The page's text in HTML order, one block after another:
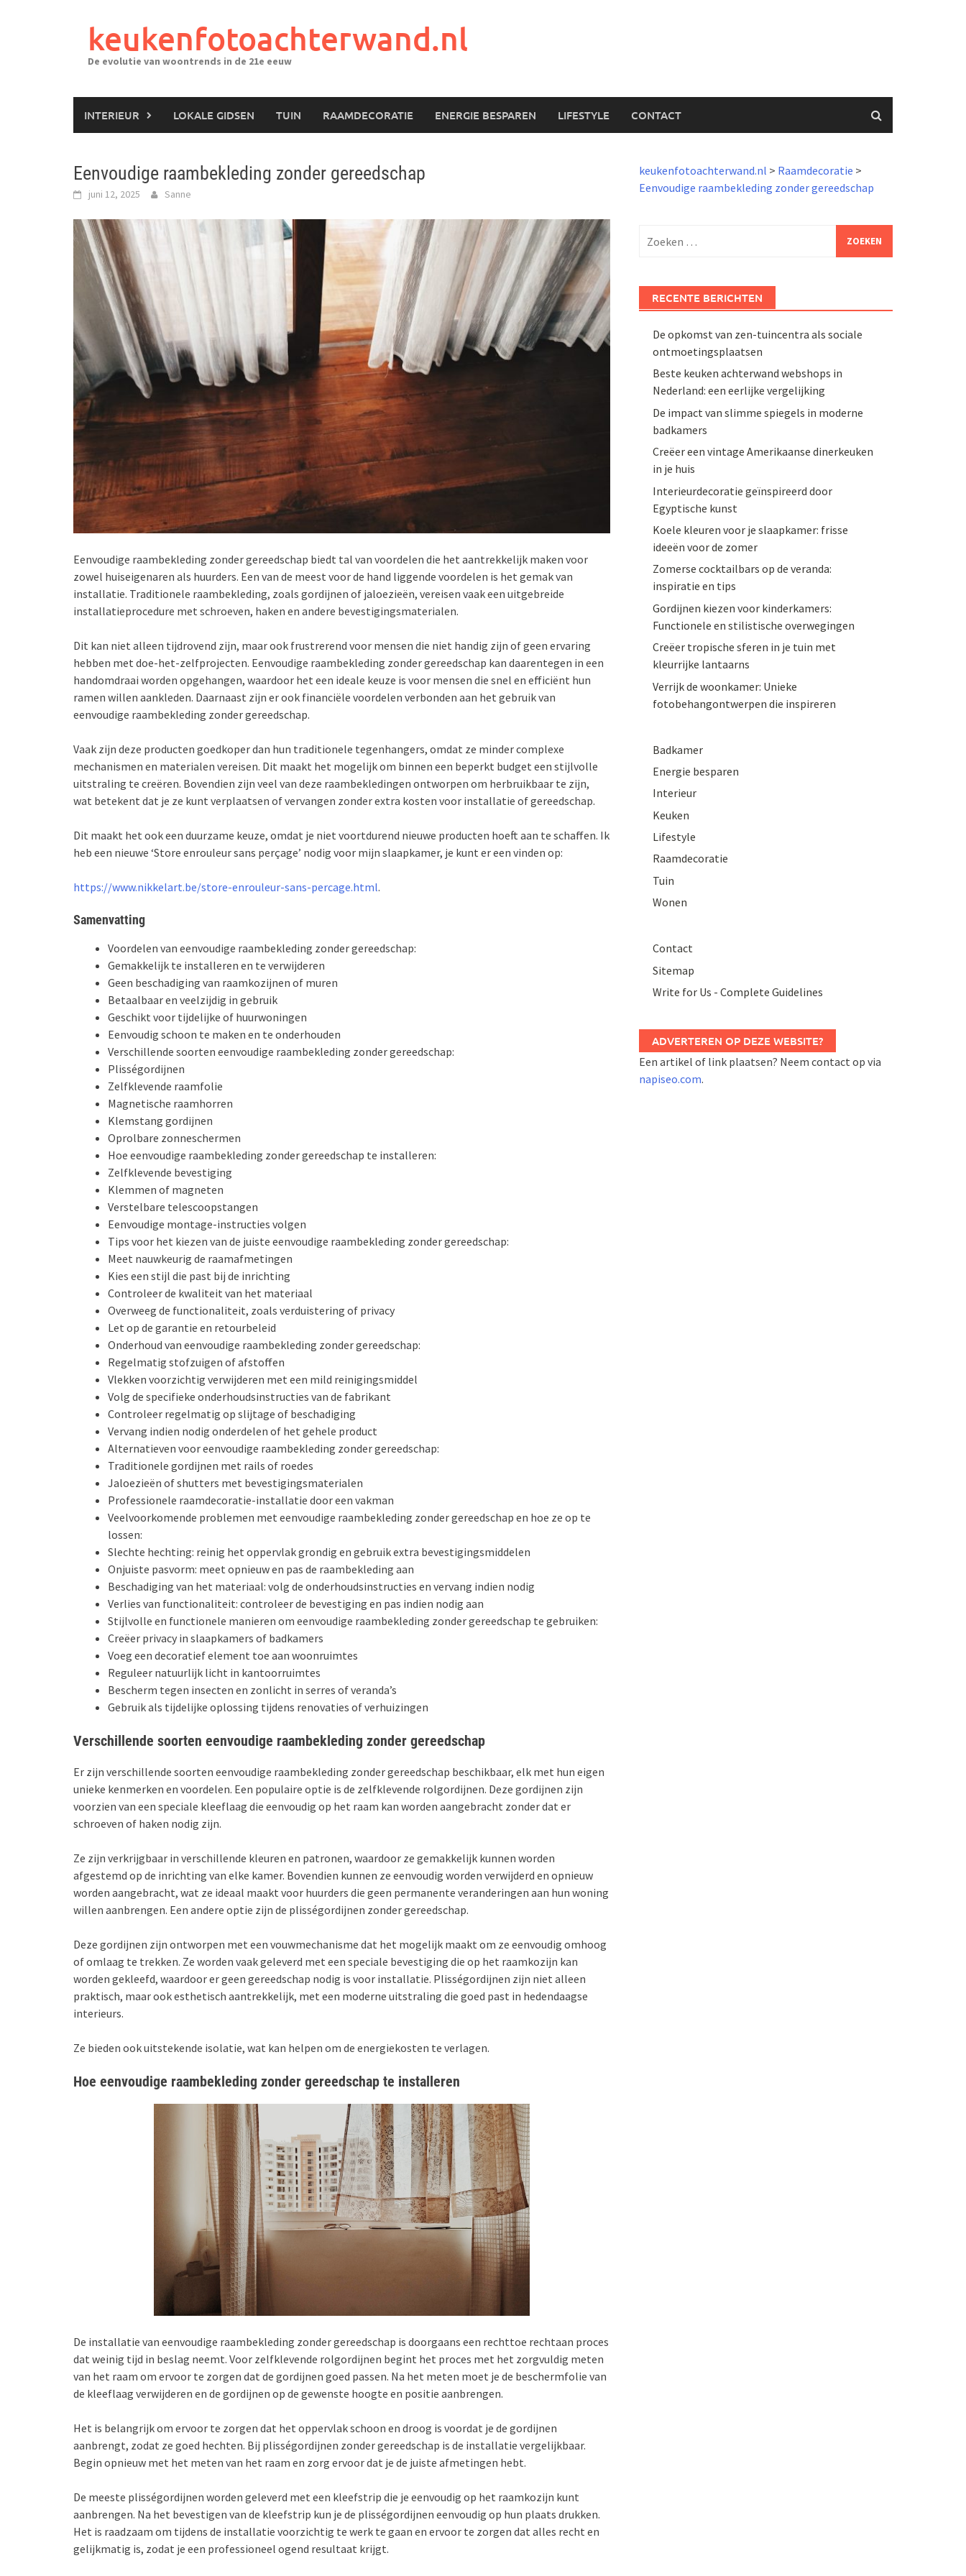
keukenfotoachterwand.nl
De evolutie van woontrends in de 21e eeuw
INTERIEUR LOKALE GIDSEN TUIN RAAMDECORATIE ENERGIE BESPAREN LIFESTYLE CONTACT
Eenvoudige raambekleding zonder gereedschap
juni 12, 2025 Sanne
Eenvoudige raambekleding zonder gereedschap biedt tal van voordelen die het aantrekkelijk maken voor
zowel huiseigenaren als huurders. Een van de meest voor de hand liggende voordelen is het gemak van
installatie. Traditionele raambekleding, zoals gordijnen of jaloezieën, vereisen vaak een uitgebreide
installatieprocedure met schroeven, haken en andere bevestigingsmaterialen.
Dit kan niet alleen tijdrovend zijn, maar ook frustrerend voor mensen die niet handig zijn of geen ervaring
hebben met doe-het-zelfprojecten. Eenvoudige raambekleding zonder gereedschap kan daarentegen in een
handomdraai worden opgehangen, waardoor het een ideale keuze is voor mensen die snel en efficiënt hun
ramen willen aankleden. Daarnaast zijn er ook financiële voordelen verbonden aan het gebruik van
eenvoudige raambekleding zonder gereedschap.
Vaak zijn deze producten goedkoper dan hun traditionele tegenhangers, omdat ze minder complexe
mechanismen en materialen vereisen. Dit maakt het mogelijk om binnen een beperkt budget een stijlvolle
uitstraling te creëren. Bovendien zijn veel van deze raambekledingen ontworpen om herbruikbaar te zijn,
wat betekent dat je ze kunt verplaatsen of vervangen zonder extra kosten voor installatie of gereedschap.
Dit maakt het ook een duurzame keuze, omdat je niet voortdurend nieuwe producten hoeft aan te schaffen. Ik
heb een nieuwe ‘Store enrouleur sans perçage’ nodig voor mijn slaapkamer, je kunt er een vinden op:
https://www.nikkelart.be/store-enrouleur-sans-percage.html.
Samenvatting
Voordelen van eenvoudige raambekleding zonder gereedschap:
Gemakkelijk te installeren en te verwijderen
Geen beschadiging van raamkozijnen of muren
Betaalbaar en veelzijdig in gebruik
Geschikt voor tijdelijke of huurwoningen
Eenvoudig schoon te maken en te onderhouden
Verschillende soorten eenvoudige raambekleding zonder gereedschap:
Plisségordijnen
Zelfklevende raamfolie
Magnetische raamhorren
Klemstang gordijnen
Oprolbare zonneschermen
Hoe eenvoudige raambekleding zonder gereedschap te installeren:
Zelfklevende bevestiging
Klemmen of magneten
Verstelbare telescoopstangen
Eenvoudige montage-instructies volgen
Tips voor het kiezen van de juiste eenvoudige raambekleding zonder gereedschap:
Meet nauwkeurig de raamafmetingen
Kies een stijl die past bij de inrichting
Controleer de kwaliteit van het materiaal
Overweeg de functionaliteit, zoals verduistering of privacy
Let op de garantie en retourbeleid
Onderhoud van eenvoudige raambekleding zonder gereedschap:
Regelmatig stofzuigen of afstoffen
Vlekken voorzichtig verwijderen met een mild reinigingsmiddel
Volg de specifieke onderhoudsinstructies van de fabrikant
Controleer regelmatig op slijtage of beschadiging
Vervang indien nodig onderdelen of het gehele product
Alternatieven voor eenvoudige raambekleding zonder gereedschap:
Traditionele gordijnen met rails of roedes
Jaloezieën of shutters met bevestigingsmaterialen
Professionele raamdecoratie-installatie door een vakman
Veelvoorkomende problemen met eenvoudige raambekleding zonder gereedschap en hoe ze op te
lossen:
Slechte hechting: reinig het oppervlak grondig en gebruik extra bevestigingsmiddelen
Onjuiste pasvorm: meet opnieuw en pas de raambekleding aan
Beschadiging van het materiaal: volg de onderhoudsinstructies en vervang indien nodig
Verlies van functionaliteit: controleer de bevestiging en pas indien nodig aan
Stijlvolle en functionele manieren om eenvoudige raambekleding zonder gereedschap te gebruiken:
Creëer privacy in slaapkamers of badkamers
Voeg een decoratief element toe aan woonruimtes
Reguleer natuurlijk licht in kantoorruimtes
Bescherm tegen insecten en zonlicht in serres of veranda’s
Gebruik als tijdelijke oplossing tijdens renovaties of verhuizingen
Verschillende soorten eenvoudige raambekleding zonder gereedschap
Er zijn verschillende soorten eenvoudige raambekleding zonder gereedschap beschikbaar, elk met hun eigen
unieke kenmerken en voordelen. Een populaire optie is de zelfklevende rolgordijnen. Deze gordijnen zijn
voorzien van een speciale kleeflaag die eenvoudig op het raam kan worden aangebracht zonder dat er
schroeven of haken nodig zijn.
Ze zijn verkrijgbaar in verschillende kleuren en patronen, waardoor ze gemakkelijk kunnen worden
afgestemd op de inrichting van elke kamer. Bovendien kunnen ze eenvoudig worden verwijderd en opnieuw
worden aangebracht, wat ze ideaal maakt voor huurders die geen permanente veranderingen aan hun woning
willen aanbrengen. Een andere optie zijn de plisségordijnen zonder gereedschap.
Deze gordijnen zijn ontworpen met een vouwmechanisme dat het mogelijk maakt om ze eenvoudig omhoog
of omlaag te trekken. Ze worden vaak geleverd met een speciale bevestiging die op het raamkozijn kan
worden gekleefd, waardoor er geen gereedschap nodig is voor installatie. Plisségordijnen zijn niet alleen
praktisch, maar ook esthetisch aantrekkelijk, met een moderne uitstraling die goed past in hedendaagse
interieurs.
Ze bieden ook uitstekende isolatie, wat kan helpen om de energiekosten te verlagen.
Hoe eenvoudige raambekleding zonder gereedschap te installeren
De installatie van eenvoudige raambekleding zonder gereedschap is doorgaans een rechttoe rechtaan proces
dat weinig tijd in beslag neemt. Voor zelfklevende rolgordijnen begint het proces met het zorgvuldig meten
van het raam om ervoor te zorgen dat de gordijnen goed passen. Na het meten moet je de beschermfolie van
de kleeflaag verwijderen en de gordijnen op de gewenste hoogte en positie aanbrengen.
Het is belangrijk om ervoor te zorgen dat het oppervlak schoon en droog is voordat je de gordijnen
aanbrengt, zodat ze goed hechten. Bij plisségordijnen zonder gereedschap is de installatie vergelijkbaar.
Begin opnieuw met het meten van het raam en zorg ervoor dat je de juiste afmetingen hebt.
De meeste plisségordijnen worden geleverd met een kleefstrip die je eenvoudig op het raamkozijn kunt
aanbrengen. Na het bevestigen van de kleefstrip kun je de plisségordijnen eenvoudig op hun plaats drukken.
Het is raadzaam om tijdens de installatie voorzichtig te werk te gaan en ervoor te zorgen dat alles recht en
gelijkmatig is, zodat je een professioneel ogend resultaat krijgt.
keukenfotoachterwand.nl > Raamdecoratie >
Eenvoudige raambekleding zonder gereedschap
naar:
RECENTE BERICHTEN
De opkomst van zen-tuincentra als sociale
ontmoetingsplaatsen
Beste keuken achterwand webshops in
Nederland: een eerlijke vergelijking
De impact van slimme spiegels in moderne
badkamers
Creëer een vintage Amerikaanse dinerkeuken
in je huis
Interieurdecoratie geïnspireerd door
Egyptische kunst
Koele kleuren voor je slaapkamer: frisse
ideeën voor de zomer
Zomerse cocktailbars op de veranda:
inspiratie en tips
Gordijnen kiezen voor kinderkamers:
Functionele en stilistische overwegingen
Creëer tropische sferen in je tuin met
kleurrijke lantaarns
Verrijk de woonkamer: Unieke
fotobehangontwerpen die inspireren
Badkamer
Energie besparen
Interieur
Keuken
Lifestyle
Raamdecoratie
Tuin
Wonen
Contact
Sitemap
Write for Us - Complete Guidelines
ADVERTEREN OP DEZE WEBSITE?
Een artikel of link plaatsen? Neem contact op via
napiseo.com.